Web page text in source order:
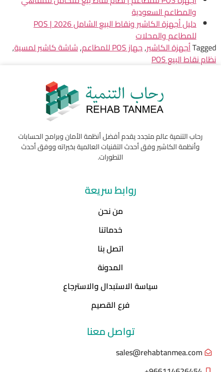
والمطاعم السعودية
دليل أجهزة الكاشير ونقاط البيع الشامل 2026 | POS
للمطاعم والمحلات
Taggedأجهزة الكاشير,جهاز POS للمطاعم ,شاشة كاشير لمسية,
نظام نقاط البيع POS
رحاب التنمية عالم متجدد يقدم أفضل أنظمة الأمان وبرامج الحسابات
وأنظمة الكاشير وفق أحدث التقنيات العالمية بخبراته ووفق أحدث
التطورات.
روابط سريعة
من نحن
خدماتنا
اتصل بنا
المدونة
سياسة الاستبدال والاسترجاع
فرع القصيم
تواصل معنا
sales@rehabtanmea.com